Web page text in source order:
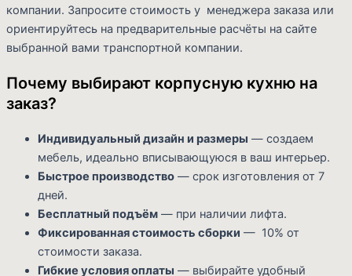
компании. Запросите стоимость у менеджера заказа или
ориентируйтесь на предварительные расчёты на сайте
выбранной вами транспортной компании.
Почему выбирают корпусную кухню на
заказ?
Индивидуальный дизайн и размеры — создаем
мебель, идеально вписывающуюся в ваш интерьер.
Быстрое производство — срок изготовления от 7
дней.
Бесплатный подъём — при наличии лифта.
Фиксированная стоимость сборки — 10% от
стоимости заказа.
Гибкие условия оплаты — выбирайте удобный